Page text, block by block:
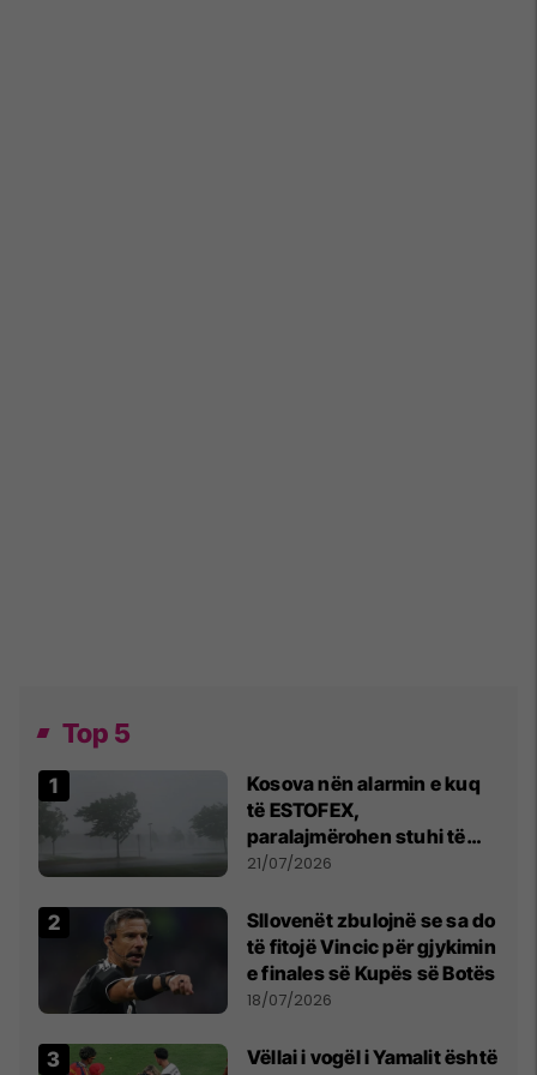
Top 5
Kosova nën alarmin e kuq
të ESTOFEX,
paralajmërohen stuhi të
fuqishme me breshër dhe
21/07/2026
Sllovenët zbulojnë se sa do
të fitojë Vincic për gjykimin
e finales së Kupës së Botës
18/07/2026
Vëllai i vogël i Yamalit është